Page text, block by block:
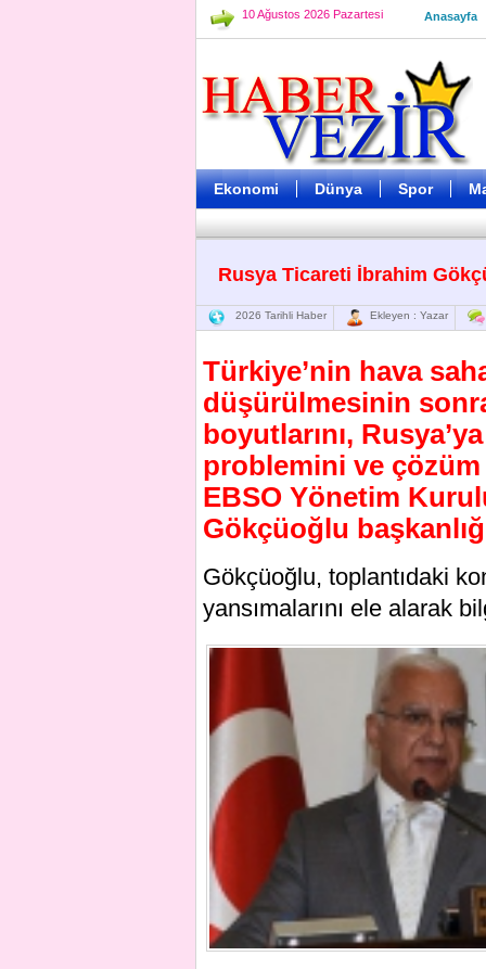
10 Ağustos 2026 Pazartesi Anasayfa
Ekonomi Dünya Spor
Rusya Ticareti İbrahim
2026 Tarihli Haber Ekleyen : Yazar
Türkiye’nin hava
düşürülmesinin
boyutlarını,
problemini ve
EBSO Yönetim
Gökçüoğlu
Gökçüoğlu, toplantıdaki
yansımalarını ele alarak